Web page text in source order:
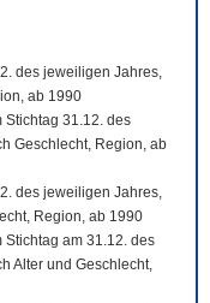
des jeweiligen Jahres,
ab 1990
Stichtag 31.12. des
Geschlecht, Region, ab
des jeweiligen Jahres,
Region, ab 1990
Stichtag am 31.12. des
Alter und Geschlecht,